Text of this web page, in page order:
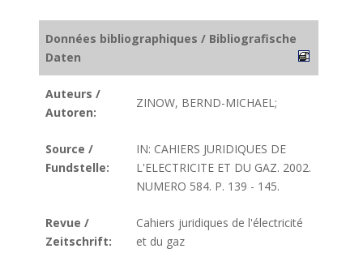
Données bibliographiques / Bibliografische
Daten
Auteurs /
Autoren:
ZINOW, BERND-MICHAEL;
Source /
Fundstelle:
IN: CAHIERS JURIDIQUES DE
L'ELECTRICITE ET DU GAZ. 2002.
NUMERO 584. P. 139 - 145.
Revue /
Zeitschrift:
Cahiers juridiques de l'électricité
et du gaz